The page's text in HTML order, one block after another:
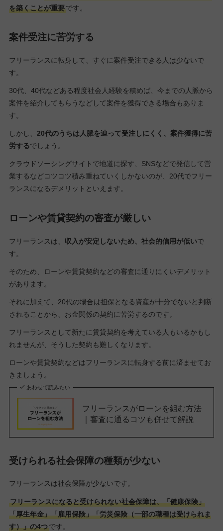
を築くことが重要です。
案件受注に苦労する
フリーランスに転身して、すぐに案件受注できる人は少ないで
す。
30代、40代などある程度社会人経験を積めば、今までの人脈から
案件を紹介してもらうなどして案件を獲得できる場合もありま
す。
しかし、 20代のうちは人脈を辿って受注しにくく、案件獲得に苦
労するでしょう。
クラウドソーシングサイトで地道に探す、SNSなどで発信して営
業するなどコツコツ積み重ねていくしかないのが、20代でフリー
ランスになるデメリットといえます。
ローンや賃貸契約の審査が厳しい
フリーランスは、 収入が安定しないため、社会的信用が低いで
す。
そのため、ローンや賃貸契約などの審査に通りにくいデメリット
があります。
それに加えて、20代の場合は担保となる資産が十分でないと判断
されることから、お金関係の契約に苦労するのです。
フリーランスとして新たに賃貸契約を考えている人もいるかもし
れませんが、そうした契約も難しくなります。
ローンや賃貸契約などはフリーランスに転身する前に済ませてお
きましょう。
あわせて読みたい
フリーランスがローンを組む方法
｜審査に通るコツも併せて解説
受けられる社会保障の種類が少ない
フリーランスは社会保障が少ないです。
フリーランスになると受けられない社会保障は、「健康保険」
「厚生年金」「雇用保険」「労災保険（一部の職種は受けられま
す）」の4つです。